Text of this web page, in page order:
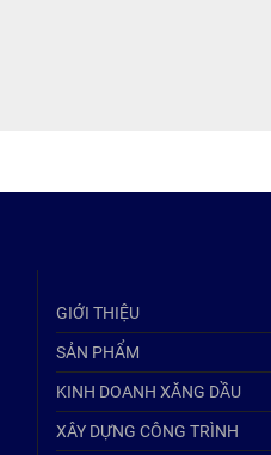
GIỚI THIỆU
SẢN PHẨM
KINH DOANH XĂNG DẦU
XÂY DỰNG CÔNG TRÌNH